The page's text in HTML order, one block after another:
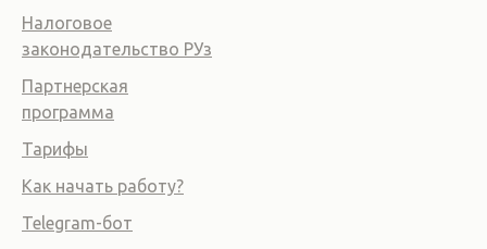
Налоговое
законодательство РУз
Партнерская
программа
Тарифы
Как начать работу?
Telegram-бот